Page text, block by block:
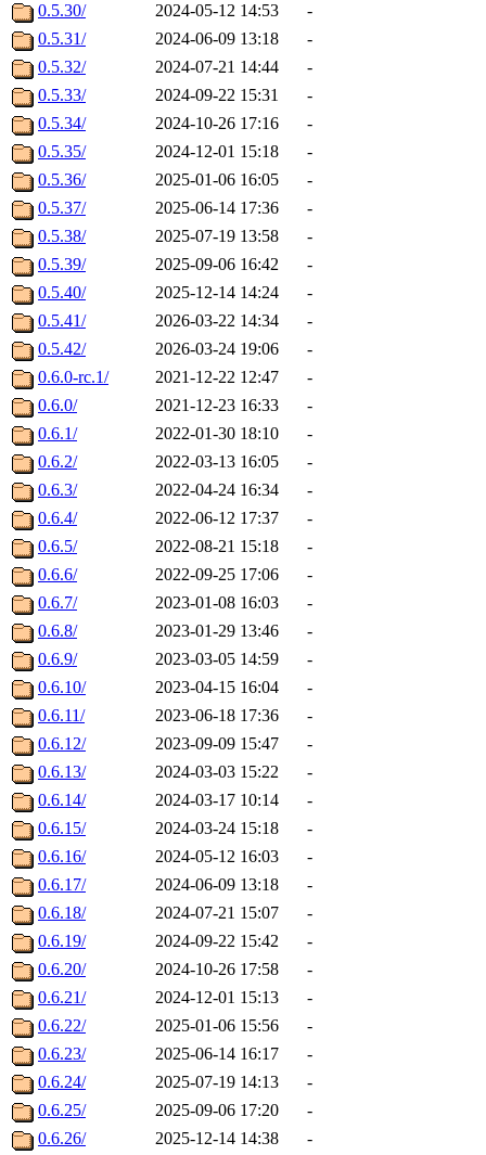
0.5.30/
2024-05-12 14:53
-
0.5.31/
2024-06-09 13:18
-
0.5.32/
2024-07-21 14:44
-
0.5.33/
2024-09-22 15:31
-
0.5.34/
2024-10-26 17:16
-
0.5.35/
2024-12-01 15:18
-
0.5.36/
2025-01-06 16:05
-
0.5.37/
2025-06-14 17:36
-
0.5.38/
2025-07-19 13:58
-
0.5.39/
2025-09-06 16:42
-
0.5.40/
2025-12-14 14:24
-
0.5.41/
2026-03-22 14:34
-
0.5.42/
2026-03-24 19:06
-
0.6.0-rc.1/
2021-12-22 12:47
-
0.6.0/
2021-12-23 16:33
-
0.6.1/
2022-01-30 18:10
-
0.6.2/
2022-03-13 16:05
-
0.6.3/
2022-04-24 16:34
-
0.6.4/
2022-06-12 17:37
-
0.6.5/
2022-08-21 15:18
-
0.6.6/
2022-09-25 17:06
-
0.6.7/
2023-01-08 16:03
-
0.6.8/
2023-01-29 13:46
-
0.6.9/
2023-03-05 14:59
-
0.6.10/
2023-04-15 16:04
-
0.6.11/
2023-06-18 17:36
-
0.6.12/
2023-09-09 15:47
-
0.6.13/
2024-03-03 15:22
-
0.6.14/
2024-03-17 10:14
-
0.6.15/
2024-03-24 15:18
-
0.6.16/
2024-05-12 16:03
-
0.6.17/
2024-06-09 13:18
-
0.6.18/
2024-07-21 15:07
-
0.6.19/
2024-09-22 15:42
-
0.6.20/
2024-10-26 17:58
-
0.6.21/
2024-12-01 15:13
-
0.6.22/
2025-01-06 15:56
-
0.6.23/
2025-06-14 16:17
-
0.6.24/
2025-07-19 14:13
-
0.6.25/
2025-09-06 17:20
-
0.6.26/
2025-12-14 14:38
-